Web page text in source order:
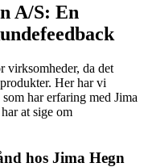
A/S: En
virksomheder, da det
Her har vi
har erfaring med Jima
at sige om
hos Jima Hegn